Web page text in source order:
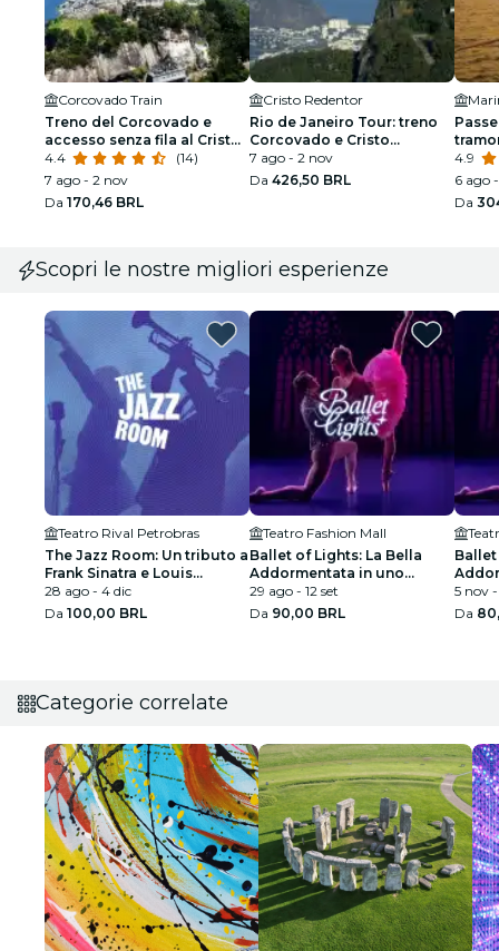
Corcovado Train
Treno del Corcovado e
accesso senza fila al Cristo
Redentor
4.4
(14)
7 ago - 2 nov
Da 170,46 BRL
Cristo Redentor
Rio de Janeiro Tour: treno
Corcovado e Cristo
Redentore con guida
7 ago - 2 nov
Da 426,50 BRL
4.9
6 ago
Da
Scopri le nostre migliori esperienze
Teatro Rival Petrobras
The Jazz Room: Un tributo a
Frank Sinatra e Louis
Armstrong
28 ago - 4 dic
Da 100,00 BRL
Teatro Fashion Mall
Ballet of Lights: La Bella
Addormentata in uno
spettacolo scintillante
29 ago - 12 set
Da 90,00 BRL
Ballet
5 nov
Da
Categorie correlate